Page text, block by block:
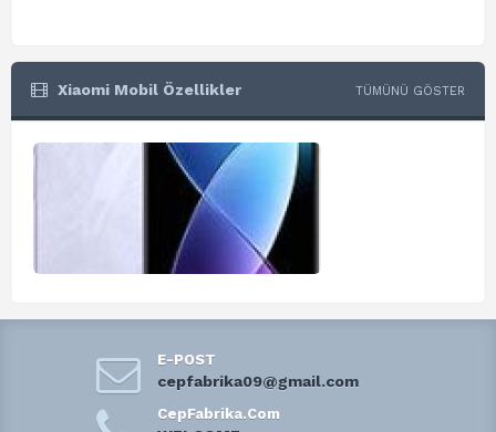
Xiaomi Mobil Özellikler TÜMÜNÜ GÖSTER
E-POST
cepfabrika09@gmail.com
CepFabrika.Com